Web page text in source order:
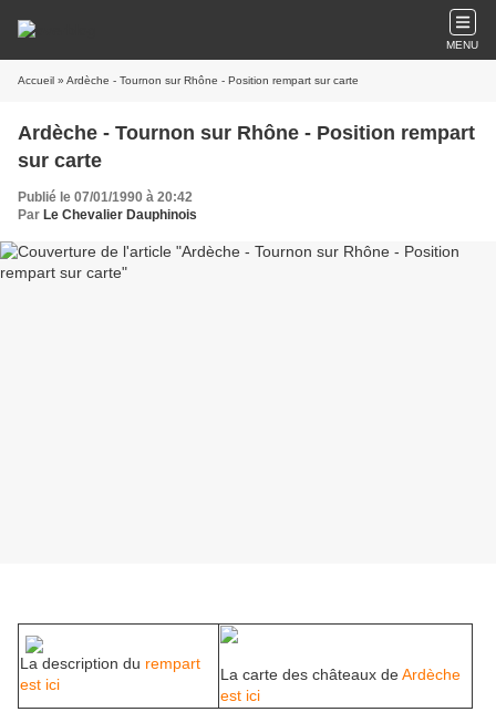
MENU
Accueil » Ardèche - Tournon sur Rhône - Position rempart sur carte
Ardèche - Tournon sur Rhône - Position rempart
sur carte
Publié le 07/01/1990 à 20:42
Par Le Chevalier Dauphinois
La description du rempart
est ici
La carte des châteaux deArdèche
est ici